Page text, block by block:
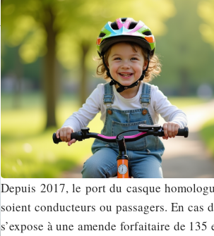
Depuis 2017, le port du casque
soient conducteurs ou passagers. En
s’expose à une amende forfaitaire de